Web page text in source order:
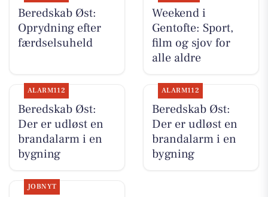
Beredskab Øst:
Oprydning efter
færdselsuheld
Weekend i
Gentofte: Sport,
film og sjov for
alle aldre
ALARM112
Beredskab Øst:
Der er udløst en
brandalarm i en
bygning
ALARM112
Beredskab Øst:
Der er udløst en
brandalarm i en
bygning
JOBNYT